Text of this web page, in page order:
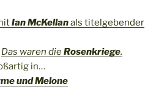
Ian McKellanals titelgebender
Das waren dieRosenkriege.
in…
und Melone